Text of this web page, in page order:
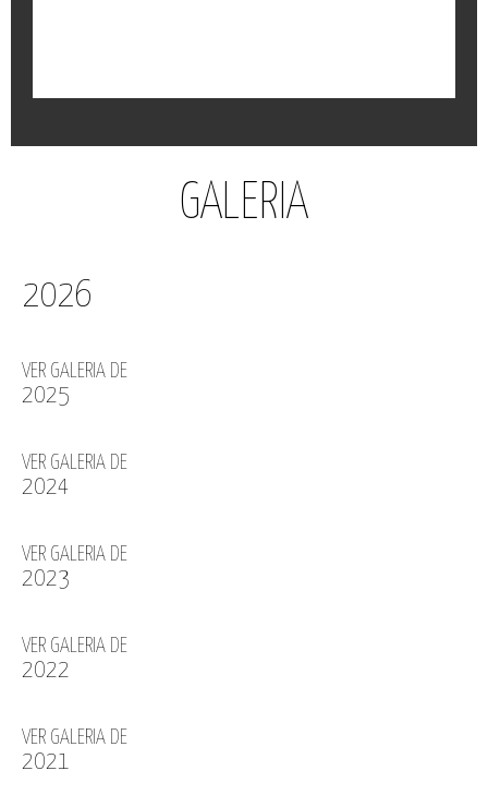
GALERIA
2026
VER GALERIA DE
2025
VER GALERIA DE
2024
VER GALERIA DE
2023
VER GALERIA DE
2022
VER GALERIA DE
2021